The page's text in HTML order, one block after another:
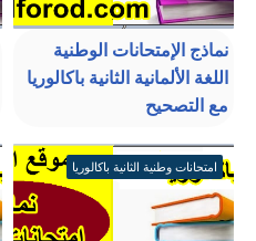
نماذج الإمتحانات الوطنية
اللغة الألمانية الثانية باكالوريا
مع التصحيح
امتحانات وطنية الثانية باكالوريا